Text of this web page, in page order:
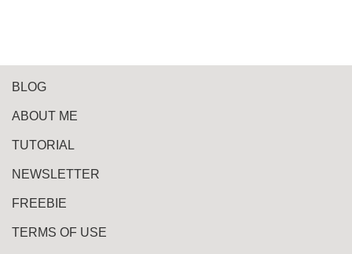
BLOG
ABOUT ME
TUTORIAL
NEWSLETTER
FREEBIE
TERMS OF USE